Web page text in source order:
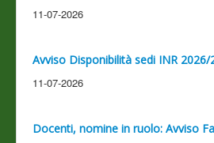
11-07-2026
Avviso Disponibilità sedi INR
11-07-2026
Docenti, nomine in ruolo: Avviso